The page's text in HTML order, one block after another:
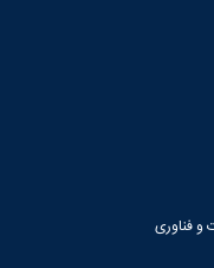
و فناوری